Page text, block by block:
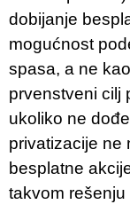
dobijanje
mogućnost
spasa, a ne
prvenstveni cilj
ukoliko ne
privatizacije ne
besplatne
takvom